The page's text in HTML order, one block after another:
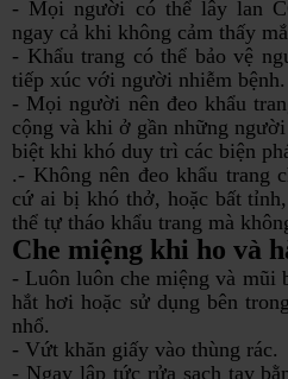
- Mọi người có thể lây lan
ngay cả khi không cảm thấy
- Khẩu trang có thể bảo vệ
tiếp xúc với người nhiễm bệnh.
- Mọi người nên đeo khẩu
cộng và khi ở gần những
biệt khi khó duy trì các biện
.- Không nên đeo khẩu trang
cứ ai bị khó thở, hoặc bất
thể tự tháo khẩu trang mà
Che miệng khi ho và
- Luôn luôn che miệng và mũi
hắt hơi hoặc sử dụng bên
nhổ.
- Vứt khăn giấy vào thùng rác.
- Ngay lập tức rửa sạch tay